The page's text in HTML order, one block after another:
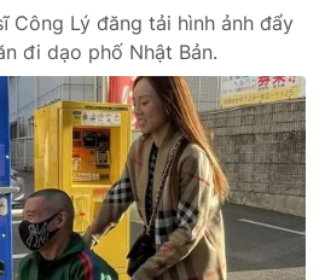
lai
Công Lý đăng tải hình ảnh đẩy
đi dạo phố Nhật Bản.